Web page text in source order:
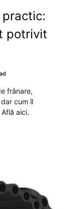
practic:
potrivit
frânare,
cum îl
aici.